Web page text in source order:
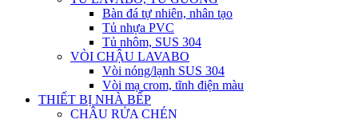
Bàn đá tự nhiên, nhân tạo
Tủ nhựa PVC
Tủ nhôm, SUS 304
VÒI CHẬU LAVABO
Vòi nóng/lạnh SUS 304
Vòi mạ crom, tĩnh điện màu
THIẾT BỊ NHÀ BẾP
CHẬU RỬA CHÉN